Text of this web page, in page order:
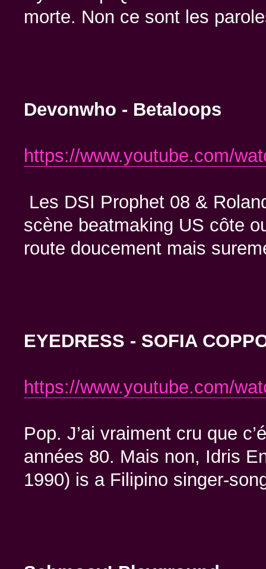
morte. Non ce sont les
Devonwho - Betaloops
https://www.youtube.com/
Les DSI Prophet 08 &
scène beatmaking US côte
route doucement mais
EYEDRESS - SOFIA
https://www.youtube.com/
Pop. J’ai vraiment cru que
années 80. Mais non, Idris
1990) is a Filipino singer-